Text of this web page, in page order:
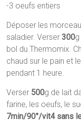
-3 oeufs entiers
Déposer les
saladier. Verser300
bol du Thermomix.
chaud sur le pain et
pendant 1 heure.
Verser 500g de lait
farine, les oeufs, le
7min/90°/vit4 sans